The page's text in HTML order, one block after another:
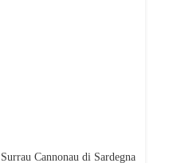
Cannonau di Sardegna